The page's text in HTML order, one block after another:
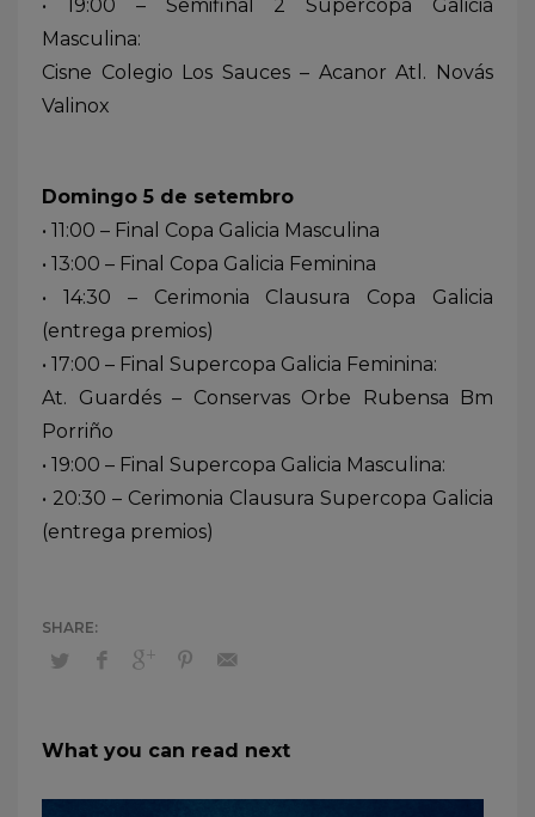
• 19:00 – Semifinal 2 Supercopa Galicia
Masculina:
Cisne Colegio Los Sauces – Acanor Atl. Novás
Valinox
Domingo 5 de setembro
• 11:00 – Final Copa Galicia Masculina
• 13:00 – Final Copa Galicia Feminina
• 14:30 – Cerimonia Clausura Copa Galicia
(entrega premios)
• 17:00 – Final Supercopa Galicia Feminina:
At. Guardés – Conservas Orbe Rubensa Bm
Porriño
• 19:00 – Final Supercopa Galicia Masculina:
• 20:30 – Cerimonia Clausura Supercopa Galicia
(entrega premios)
What you can read next